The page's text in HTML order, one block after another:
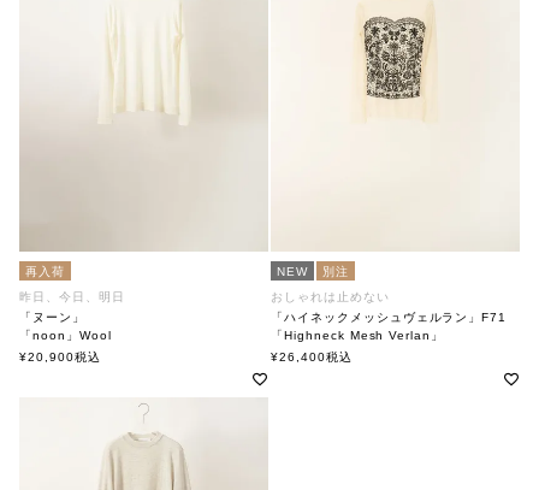
再入荷
昨日、今日、明日
「ヌーン」
「noon」Wool
soutiencollar（ステンカラー）
¥20,900税込
NEW
別注
おしゃれは止めない
「ハイネックメッシュヴェルラン」F71
「Highneck Mesh Verlan」
soutiencollar×ANTIPAST
¥26,400税込